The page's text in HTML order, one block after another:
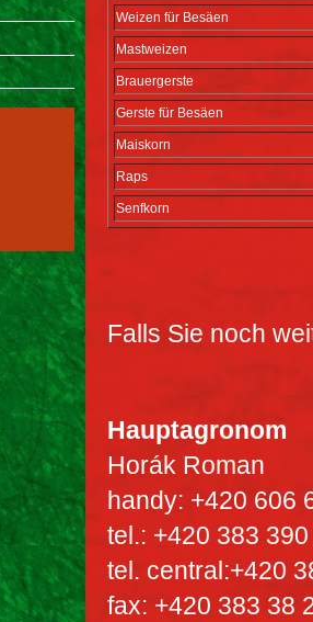
Weizen für Besäen
Mastweizen
Brauergerste
Gerste für Besäen
Maiskorn
Raps
Senfkorn
Falls Sie noch
Hauptagronom
Horák Roman
handy: +420 606
tel.: +420 383
tel. central:+420
fax: +420 383 38